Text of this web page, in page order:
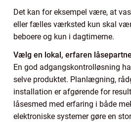
Det kan for eksempel være, at
eller fælles værksted kun skal
beboere og kun i dagtimerne.
Vælg en lokal, erfaren
En god adgangskontrolløsning
selve produktet. Planlægning,
installation er afgørende for
låsesmed med erfaring i både
elektroniske systemer gøre en